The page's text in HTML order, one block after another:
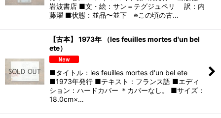
岩波書店 ■文・絵：サン＝テグジュペリ 訳：内
藤濯 ■状態：並品〜並下 ※この頃の古…
【古本】 1973年 （les feuilles mortes d'un bel
ete）
■タイトル：les feuilles mortes d'un bel ete
■1973年発行 ■テキスト：フランス語 ■エディ
ション：ハードカバー ＊カバーなし。 ■サイズ：
18.0cm×…